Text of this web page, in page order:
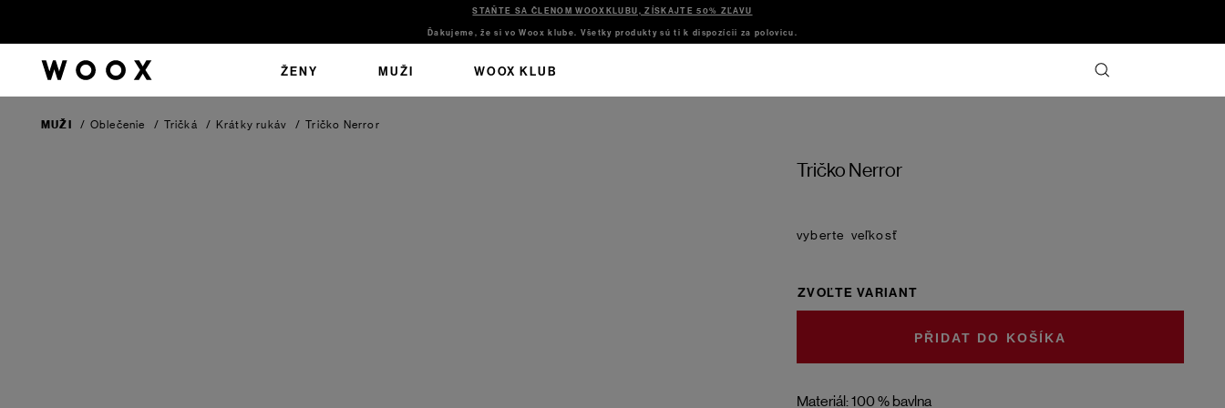
STAŇTE SA ČLENOM WOOXKLUBU, ZÍSKAJTE 50% ZĽAVU
Ďakujeme, že si vo Woox klube. Všetky produkty sú ti k dispozícii za polovicu.
ŽENY MUŽI WOOX KLUB
MUŽI / Oblečenie / Tričká / Krátky rukáv / Tričko Nerror
Tričko Nerror
Materiál: 100 % bavlna
veľkosť
ZVOĽTE VARIANT
DO KOŠÍKA